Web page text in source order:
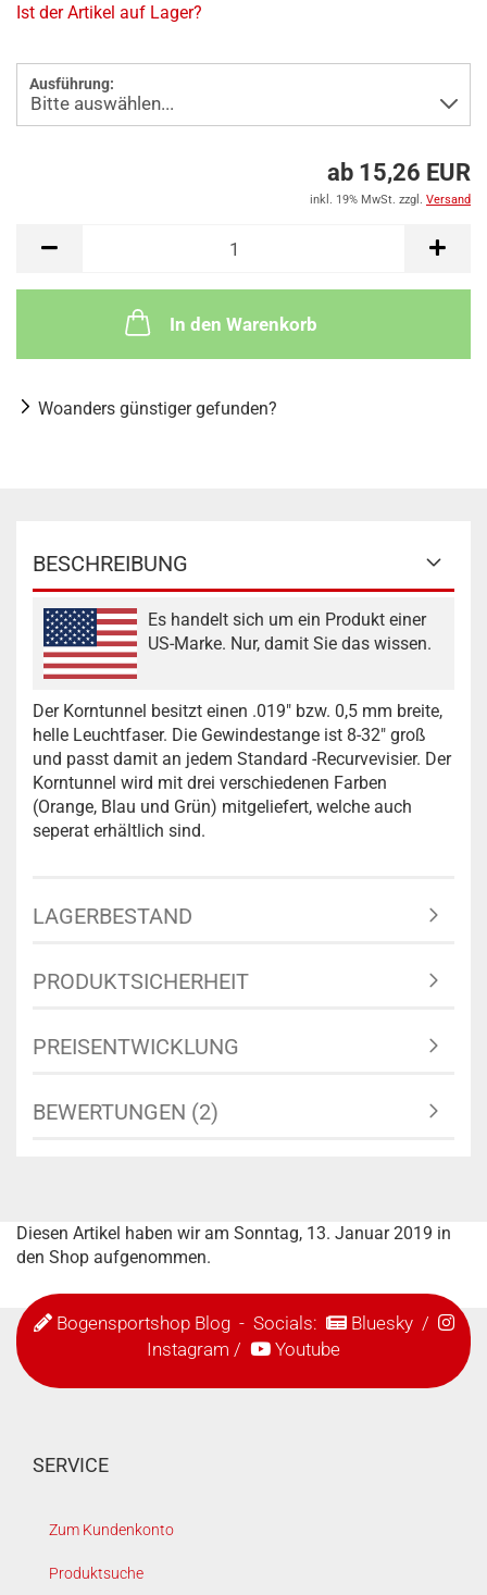
Ist der Artikel auf Lager?
Ausführung:
ab 15,26 EUR
inkl. 19% MwSt. zzgl. Versand
In den Warenkorb
Woanders günstiger gefunden?
BESCHREIBUNG
Es handelt sich um ein Produkt einer
US-Marke. Nur, damit Sie das wissen.
Der Korntunnel besitzt einen .019" bzw. 0,5 mm breite,
helle Leuchtfaser. Die Gewindestange ist 8-32" groß
und passt damit an jedem Standard -Recurvevisier. Der
Korntunnel wird mit drei verschiedenen Farben
(Orange, Blau und Grün) mitgeliefert, welche auch
seperat erhältlich sind.
LAGERBESTAND
PRODUKTSICHERHEIT
PREISENTWICKLUNG
BEWERTUNGEN (2)
Diesen Artikel haben wir am Sonntag, 13. Januar 2019 in
den Shop aufgenommen.
Bogensportshop Blog- Socials: Bluesky/
Instagram / Youtube
SERVICE
Zum Kundenkonto
Produktsuche